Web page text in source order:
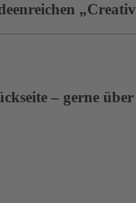
– gerne über